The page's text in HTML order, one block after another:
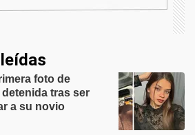
foto de
tras ser
a su novio